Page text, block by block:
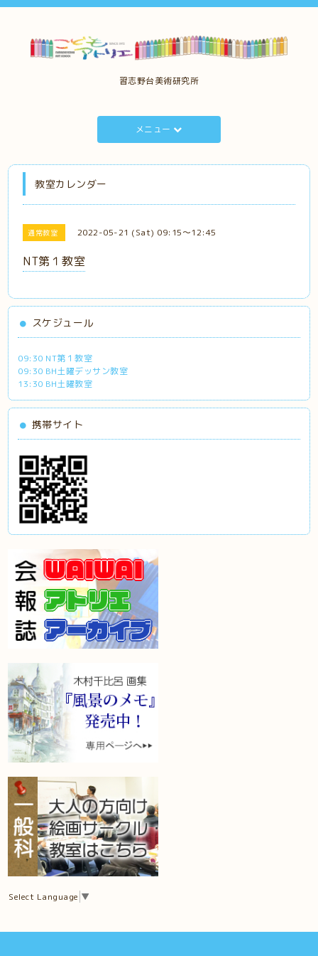
習志野台美術研究所
メニュー
教室カレンダー
通常教室 2022-05-21 (Sat) 09:15～12:45
NT第１教室
スケジュール
09:30 NT第１教室
09:30 BH土曜デッサン教室
13:30 BH土曜教室
携帯サイト
Select Language ▼